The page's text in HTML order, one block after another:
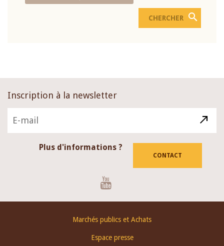
Inscription à la newsletter
Plus d'informations ?
CONTACT
Marchés publics et Achats
Espace presse